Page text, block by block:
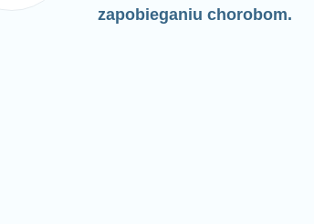
zapobieganiu chorobom.